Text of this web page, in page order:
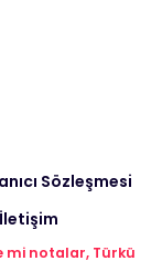
Sözleşmesi
İletişim
mi notalar, Türkü